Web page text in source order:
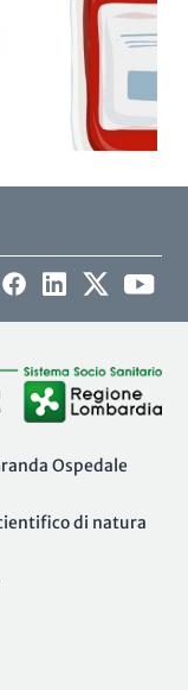
Ospedale
di natura